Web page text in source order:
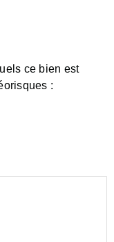
ce bien est
: